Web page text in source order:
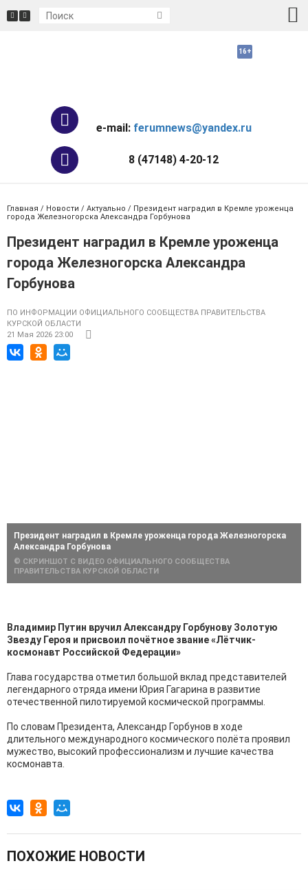
e-mail: ferumnews@yandex.ru
8 (47148) 4-20-12
Главная / Новости / Актуально / Президент наградил в Кремле уроженца
города Железногорска Александра Горбунова
Президент наградил в Кремле уроженца
города Железногорска Александра
Горбунова
ПО ИНФОРМАЦИИ ОФИЦИАЛЬНОГО СООБЩЕСТВА ПРАВИТЕЛЬСТВА
КУРСКОЙ ОБЛАСТИ
21 Мая 2026 23:00
Президент наградил в Кремле уроженца города Железногорска
Александра Горбунова
© СКРИНШОТ С ВИДЕО ОФИЦИАЛЬНОГО СООБЩЕСТВА
ПРАВИТЕЛЬСТВА КУРСКОЙ ОБЛАСТИ
Владимир Путин вручил Александру Горбунову Золотую
Звезду Героя и присвоил почётное звание «Лётчик-
космонавт Российской Федерации»
Глава государства отметил большой вклад представителей
легендарного отряда имени Юрия Гагарина в развитие
отечественной пилотируемой космической программы.
По словам Президента, Александр Горбунов в ходе
длительного международного космического полёта проявил
мужество, высокий профессионализм и лучшие качества
космонавта.
ПОХОЖИЕ НОВОСТИ